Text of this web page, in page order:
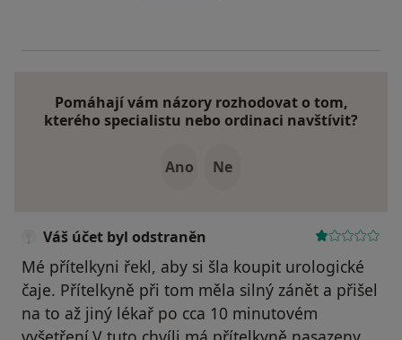
Pomáhají vám názory rozhodovat o tom,
kterého specialistu nebo ordinaci navštívit?
Ano Ne
Váš účet byl odstraněn
Mé přítelkyni řekl, aby si šla koupit urologické
čaje. Přítelkyně při tom měla silný zánět a přišel
na to až jiný lékař po cca 10 minutovém